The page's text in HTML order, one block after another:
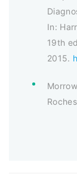
In:
19th
2015.